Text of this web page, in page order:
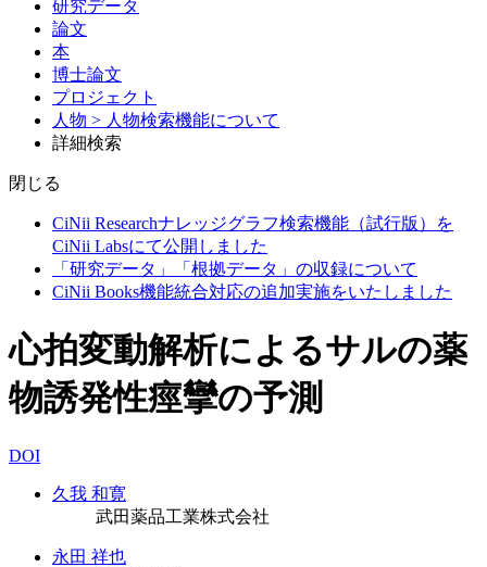
研究データ
論文
本
博士論文
プロジェクト
人物 > 人物検索機能について
詳細検索
閉じる
CiNii Researchナレッジグラフ検索機能（試行版）を
CiNii Labsにて公開しました
「研究データ」「根拠データ」の収録について
CiNii Books機能統合対応の追加実施をいたしました
心拍変動解析によるサルの薬
物誘発性痙攣の予測
DOI
久我 和寛
武田薬品工業株式会社
永田 祥也